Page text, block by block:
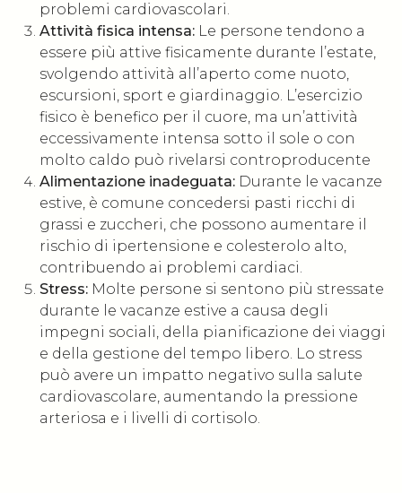
problemi cardiovascolari.
Attività fisica intensa: Le persone tendono a
essere più attive fisicamente durante l’estate,
svolgendo attività all’aperto come nuoto,
escursioni, sport e giardinaggio. L’esercizio
fisico è benefico per il cuore, ma un’attività
eccessivamente intensa sotto il sole o con
molto caldo può rivelarsi controproducente
Alimentazione inadeguata: Durante le vacanze
estive, è comune concedersi pasti ricchi di
grassi e zuccheri, che possono aumentare il
rischio di ipertensione e colesterolo alto,
contribuendo ai problemi cardiaci.
Stress: Molte persone si sentono più stressate
durante le vacanze estive a causa degli
impegni sociali, della pianificazione dei viaggi
e della gestione del tempo libero. Lo stress
può avere un impatto negativo sulla salute
cardiovascolare, aumentando la pressione
arteriosa e i livelli di cortisolo.